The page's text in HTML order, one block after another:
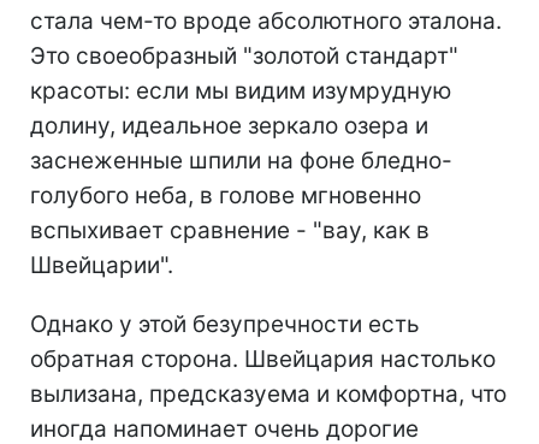
стала чем-то вроде абсолютного эталона.
Это своеобразный "золотой стандарт"
красоты: если мы видим изумрудную
долину, идеальное зеркало озера и
заснеженные шпили на фоне бледно-
голубого неба, в голове мгновенно
вспыхивает сравнение - "вау, как в
Швейцарии".
Однако у этой безупречности есть
обратная сторона. Швейцария настолько
вылизана, предсказуема и комфортна, что
иногда напоминает очень дорогие